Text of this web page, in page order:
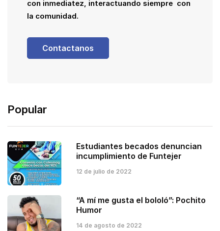
con inmediatez, interactuando siempre con
la comunidad.
Contactanos
Popular
Estudiantes becados denuncian
incumplimiento de Funtejer
12 de julio de 2022
“A mí me gusta el bololó”: Pochito
Humor
14 de agosto de 2022